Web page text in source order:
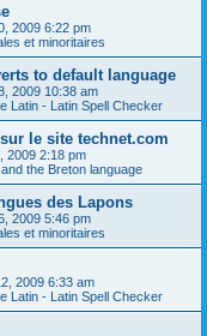
2009 6:22 pm
et minoritaires
to default language
2009 10:38 am
Latin - Latin Spell Checker
le site technet.com
2009 2:18 pm
the Breton language
des Lapons
2009 5:46 pm
et minoritaires
2009 6:33 am
Latin - Latin Spell Checker